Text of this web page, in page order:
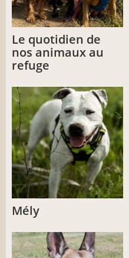
Le quotidien de
nos animaux au
refuge
Mély